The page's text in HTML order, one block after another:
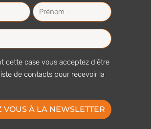
cette case vous acceptez d'être
de contacts pour recevoir la
VOUS À LA NEWSLETTER